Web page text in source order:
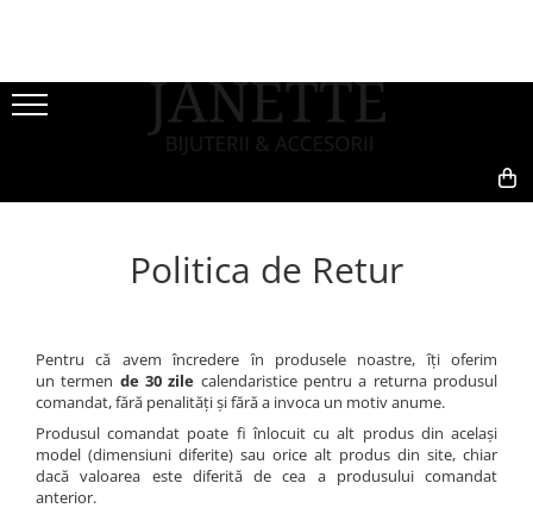
Bijuterii Personalizate PENTRU EA
Bijuterii Personalizate PENTRU EL
Bijuterii Personalizate Pentru
Copii
Brățări Personalizate Pentru Copii
Lănțișoare Personalizate Pentru
Copii
Cadouri Personalizate
Bridal Collection
Lantisoare Argint
Seturi Argint
Bijuterii Mireasa
Accesorii Păr
Bratari Argint
Bratari Fashion
Pandantive Argint
Lanturi Inox
Accesorii
Borsete
Portofele
CARD CADOU
Politica de Retur
Pentru că avem încredere în produsele noastre, îți oferim
un termen de 30 zile calendaristice pentru a returna produsul
comandat, fără penalități și fără a invoca un motiv anume.
Produsul comandat poate fi înlocuit cu alt produs din același
model (dimensiuni diferite) sau orice alt produs din site, chiar
dacă valoarea este diferită de cea a produsului comandat
anterior.